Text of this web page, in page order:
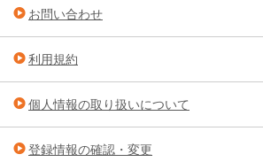
お問い合わせ
利用規約
個人情報の取り扱いについて
登録情報の確認・変更